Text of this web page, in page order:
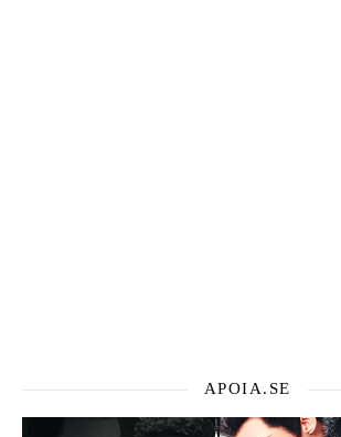
APOIA.SE